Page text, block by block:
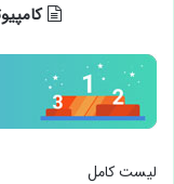
لیست کامل